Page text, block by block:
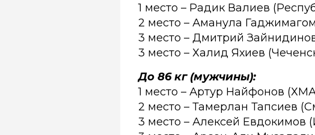
1 место – Радик Валиев
2 место – Аманула
3 место – Дмитрий
3 место – Халид Яхиев
До 86 кг (мужчины):
1 место – Артур Найфонов
2 место – Тамерлан Тапсиев
3 место – Алексей Евдокимов